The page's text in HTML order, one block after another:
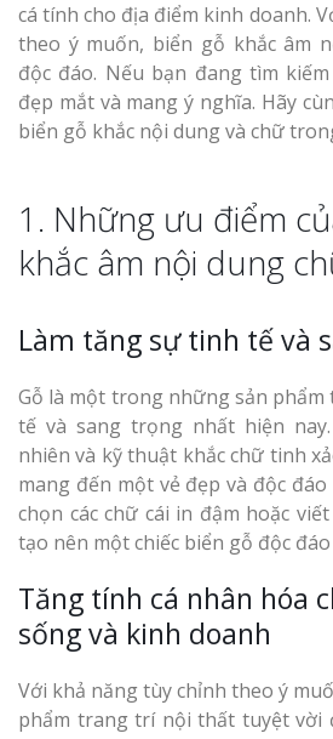
cá tính cho địa điểm kinh doanh.
theo ý muốn, biển gỗ khắc âm
độc đáo. Nếu bạn đang tìm
đẹp mắt và mang ý nghĩa. Hãy
biển gỗ khắc nội dung và chữ
1. Những ưu điểm
khắc âm nội dung
Làm tăng sự tinh tế và
Gỗ là một trong những sản
tế và sang trọng nhất hiện
nhiên và kỹ thuật khắc chữ tinh
mang đến một vẻ đẹp và độc
chọn các chữ cái in đậm hoặc
tạo nên một chiếc biển gỗ độc
Tăng tính cá nhân hóa
sống và kinh doanh
Với khả năng tùy chỉnh theo ý
phẩm trang trí nội thất tuyệt vời